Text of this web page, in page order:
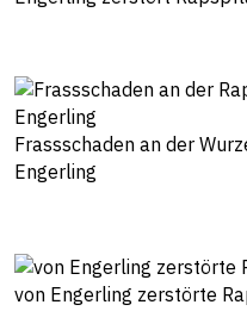
Frassschaden an der
Engerling
von Engerling zerstörte